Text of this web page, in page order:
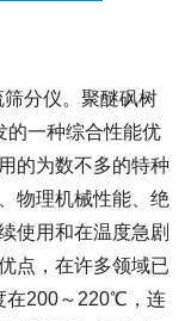
分仪。聚醚砜树
的一种综合性能优
的为数不多的特种
物理机械性能、绝
使用和在温度急剧
点，在许多领域已
在200～220℃，连